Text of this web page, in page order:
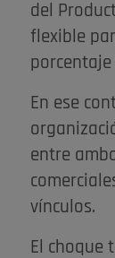
del
flexible
En ese
entre
vínculos.
El choque